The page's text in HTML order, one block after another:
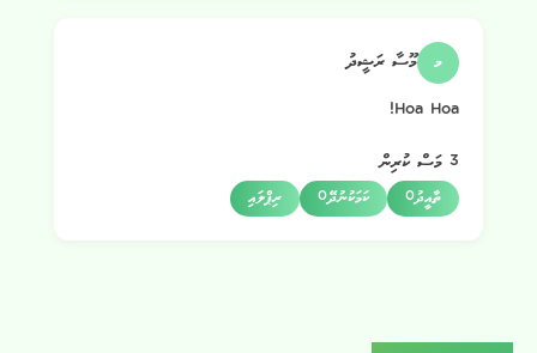
މ މޫސާ ރަޝީދު
Hoa Hoa!
3 މަސް ކުރިން
0ތާއީދު 0ކަމަކުނުދޭ ރިޕްލައި